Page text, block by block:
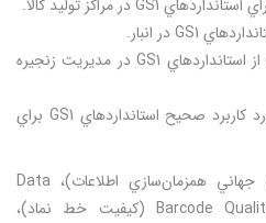
6ـ مديريت زنجيره تامين: استفاده از استانداردهاي GS1 در مديريت زنجيره
7ـ كارگاه چاپ: توضيح كلي در مورد كاربرد صحيح استانداردهاي GS1 براي
در آينده دوره‌هاي GDSN (شبكه جهاني همزمان‌سازي اطلاعات)، Data
Accuracy (صحت اطلاعات)، Barcode Quality (كيفيت خط نماد)،